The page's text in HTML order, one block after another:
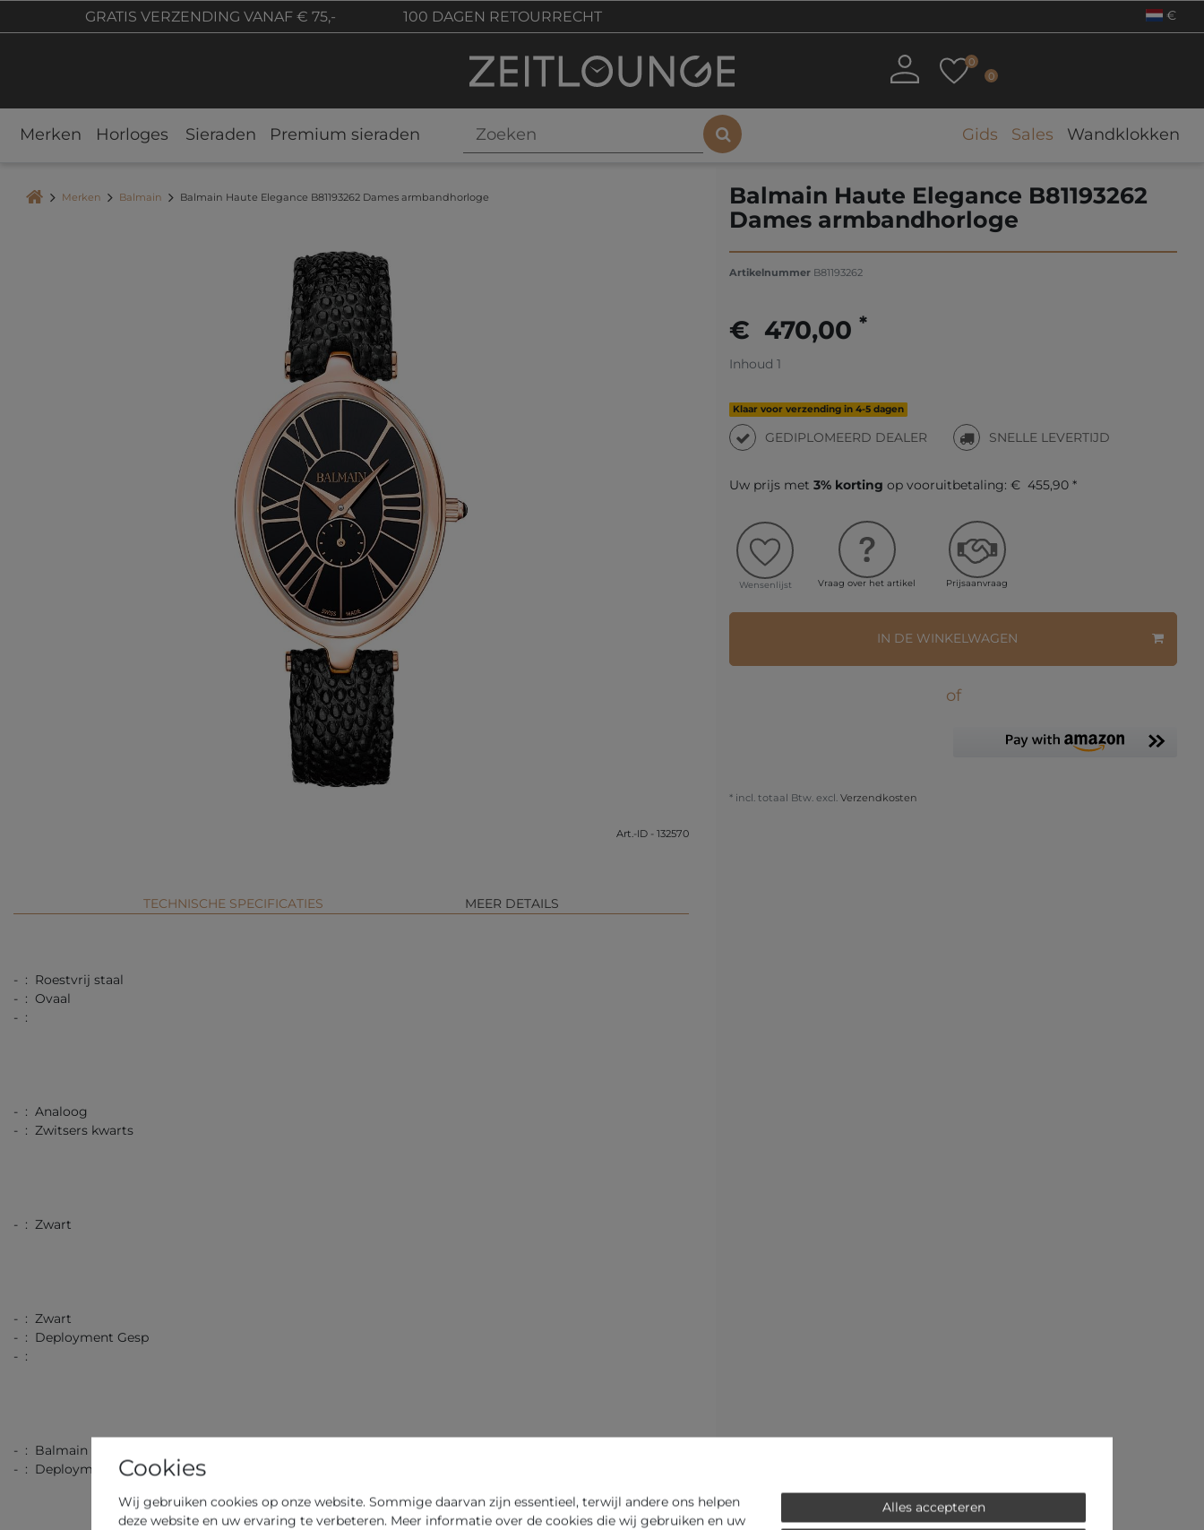
GRATIS VERZENDING VANAF € 75,- 100 DAGEN RETOURRECHT €
0
0
Merken Horloges Sieraden Premium sieraden Gids Sales Wandklokken
Merken Balmain Balmain Haute Elegance B81193262 Dames armbandhorloge
Art.-ID - 132570
TECHNISCHE SPECIFICATIES MEER DETAILS
- : Roestvrij staal
- : Ovaal
- :
- : Analoog
- : Zwitsers kwarts
- : Zwart
- : Zwart
- : Deployment Gesp
- :
- : Balmain
- : Deployment Gesp
Balmain Haute Elegance B81193262
Dames armbandhorloge
Artikelnummer B81193262
€ 470,00 *
Inhoud 1
Klaar voor verzending in 4-5 dagen
GEDIPLOMEERD DEALER SNELLE LEVERTIJD
Uw prijs met 3% korting op vooruitbetaling: € 455,90 *
Wensenlijst Vraag over het artikel Prijsaanvraag
IN DE WINKELWAGEN
of
* incl. totaal Btw. excl. Verzendkosten
Cookies
Wij gebruiken cookies op onze website. Sommige daarvan zijn essentieel, terwijl andere ons helpen
deze website en uw ervaring te verbeteren. Meer informatie over de cookies die wij gebruiken en uw
Alles accepteren